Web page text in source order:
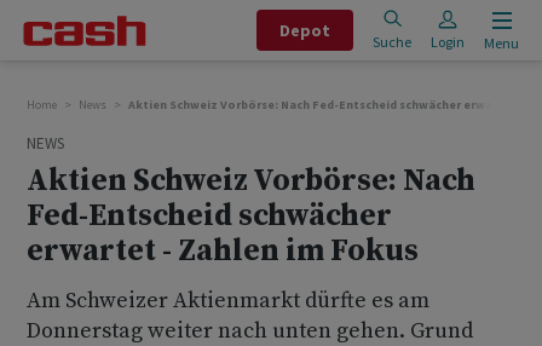
Depot
Suche Login Menu
Home News Aktien Schweiz Vorbörse: Nach Fed-Entscheid schwächer erwartet -
NEWS
Aktien Schweiz Vorbörse: Nach
Fed-Entscheid schwächer
erwartet - Zahlen im Fokus
Am Schweizer Aktienmarkt dürfte es am
Donnerstag weiter nach unten gehen. Grund